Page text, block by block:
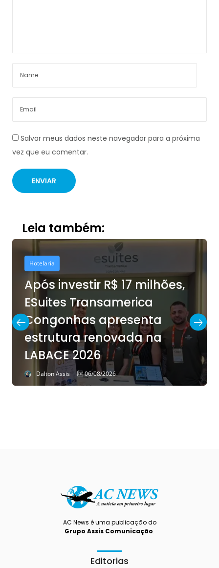
Salvar meus dados neste navegador para a próxima
vez que eu comentar.
Leia também:
Hotelaria
Após investir R$ 17 milhões,
ESuites Transamerica
Congonhas apresenta
estrutura renovada na
LABACE 2026
Dalton Assis 06/08/2026
AC News é uma publicação do
Grupo Assis Comunicação.
Editorias